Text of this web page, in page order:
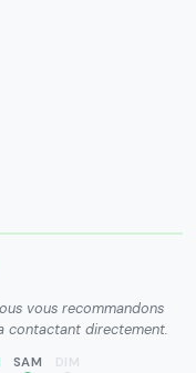
vous recommandons
contactant directement.
SAM DIM